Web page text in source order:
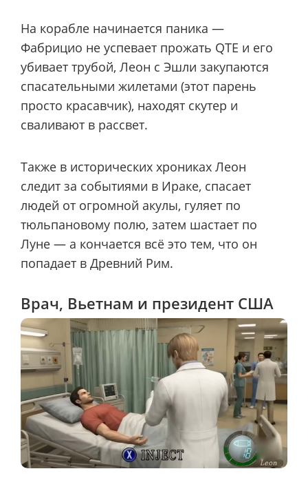
На корабле начинается паника —
Фабрицио не успевает прожать QTE и его
убивает трубой, Леон с Эшли закупаются
спасательными жилетами (этот парень
просто красавчик), находят скутер и
сваливают в рассвет.
Также в исторических хрониках Леон
следит за событиями в Ираке, спасает
людей от огромной акулы, гуляет по
тюльпановому полю, затем шастает по
Луне — а кончается всё это тем, что он
попадает в Древний Рим.
Врач, Вьетнам и президент США